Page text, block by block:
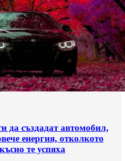
да създадат автомобил,
енергия, отколкото
те успяха